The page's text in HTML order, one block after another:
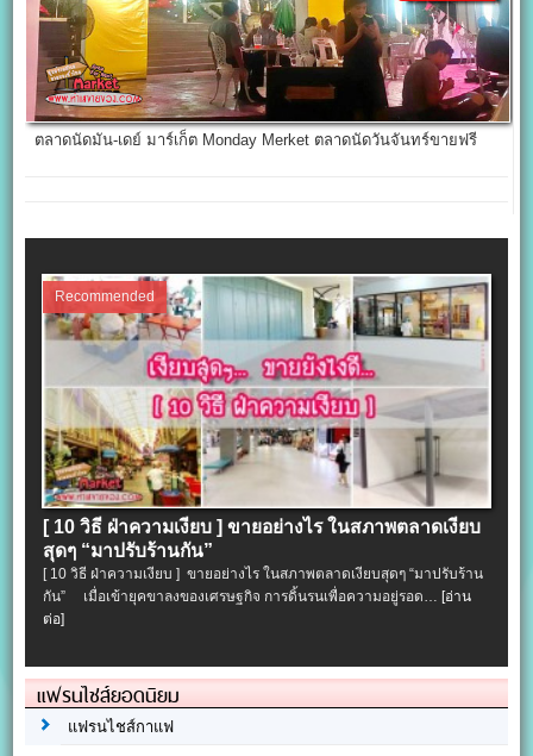
ตลาดนัดมัน-เดย์ มาร์เก็ต Monday Merket ตลาดนัดวันจันทร์ขายฟรี
Recommended
[ 10 วิธี ฝ่าความเงียบ ] ขายอย่างไร ในสภาพตลาดเงียบ
สุดๆ “มาปรับร้านกัน”
[ 10 วิธี ฝ่าความเงียบ ] ขายอย่างไร ในสภาพตลาดเงียบสุดๆ “มาปรับร้าน
กัน” เมื่อเข้ายุคขาลงของเศรษฐกิจ การดิ้นรนเพื่อความอยู่รอด… [อ่าน
ต่อ]
แฟรนไชส์ยอดนิยม
แฟรนไชส์กาแฟ